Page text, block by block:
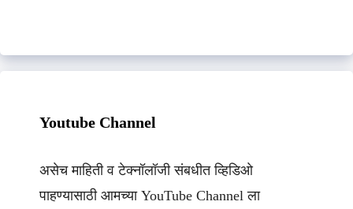
Youtube Channel
असेच माहिती व टेक्नॉलॉजी संबधीत व्हिडिओ
पाहण्यासाठी आमच्या YouTube Channel ला